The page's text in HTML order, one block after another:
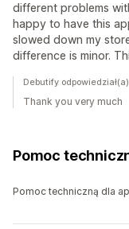
different problems
happy to have this
slowed down my
difference is minor.
Debutify
Thank you very much
Pomoc
Pomoc techniczną dla